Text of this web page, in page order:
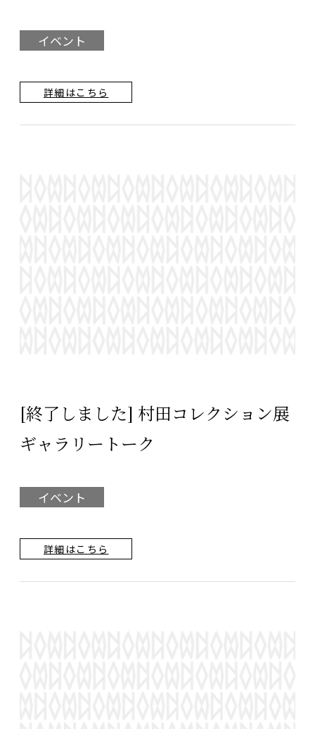
イベント
詳細はこちら
[終了しました] 村田コレクション展
ギャラリートーク
イベント
詳細はこちら